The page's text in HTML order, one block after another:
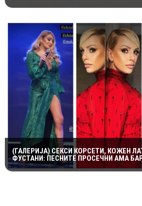
(ГАЛЕРИЈА) СЕКСИ КОРСЕТИ, КОЖЕН
ФУСТАНИ: ПЕСНИТЕ ПРОСЕЧНИ АМА
ПОТФРЛИ НА МАКФЕСТ